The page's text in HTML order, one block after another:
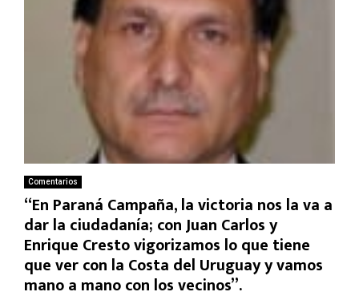
Comentarios
“En Paraná Campaña, la victoria nos la va a
dar la ciudadanía; con Juan Carlos y
Enrique Cresto vigorizamos lo que tiene
que ver con la Costa del Uruguay y vamos
mano a mano con los vecinos”.